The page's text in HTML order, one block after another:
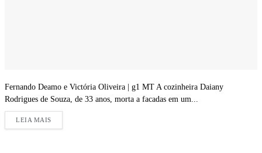
Fernando Deamo e Victória Oliveira | g1 MT A cozinheira Daiany
Rodrigues de Souza, de 33 anos, morta a facadas em um...
LEIA MAIS